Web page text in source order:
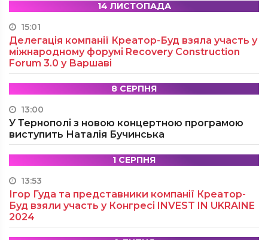
14 ЛИСТОПАДА
15:01
Делегація компанії Креатор-Буд взяла участь у
міжнародному форумі Recovery Construction
Forum 3.0 у Варшаві
8 СЕРПНЯ
13:00
У Тернополі з новою концертною програмою
виступить Наталія Бучинська
1 СЕРПНЯ
13:53
Ігор Гуда та представники компанії Креатор-
Буд взяли участь у Конгресі INVEST IN UKRAINE
2024